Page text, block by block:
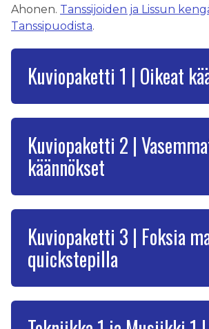
Ahonen. Tanssijoiden ja Lissun
Tanssipuodista.
Kuviopaketti 1 | Oikeat
Kuviopaketti 2 |
käännökset
Kuviopaketti 3 | Foksia
quickstepilla